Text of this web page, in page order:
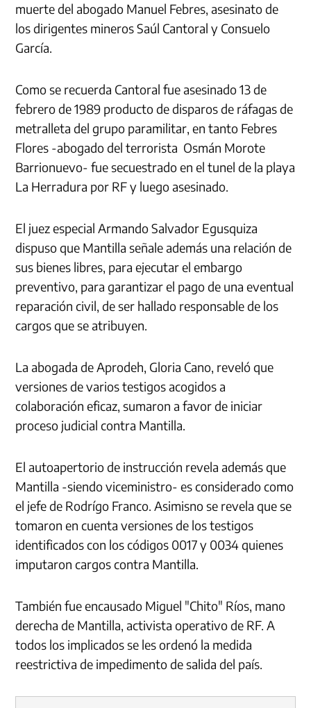
muerte del abogado Manuel Febres, asesinato de
los dirigentes mineros Saúl Cantoral y Consuelo
García.
Como se recuerda Cantoral fue asesinado 13 de
febrero de 1989 producto de disparos de ráfagas de
metralleta del grupo paramilitar, en tanto Febres
Flores -abogado del terrorista Osmán Morote
Barrionuevo- fue secuestrado en el tunel de la playa
La Herradura por RF y luego asesinado.
El juez especial Armando Salvador Egusquiza
dispuso que Mantilla señale además una relación de
sus bienes libres, para ejecutar el embargo
preventivo, para garantizar el pago de una eventual
reparación civil, de ser hallado responsable de los
cargos que se atribuyen.
La abogada de Aprodeh, Gloria Cano, reveló que
versiones de varios testigos acogidos a
colaboración eficaz, sumaron a favor de iniciar
proceso judicial contra Mantilla.
El autoapertorio de instrucción revela además que
Mantilla -siendo viceministro- es considerado como
el jefe de Rodrígo Franco. Asimisno se revela que se
tomaron en cuenta versiones de los testigos
identificados con los códigos 0017 y 0034 quienes
imputaron cargos contra Mantilla.
También fue encausado Miguel "Chito" Ríos, mano
derecha de Mantilla, activista operativo de RF. A
todos los implicados se les ordenó la medida
reestrictiva de impedimento de salida del país.